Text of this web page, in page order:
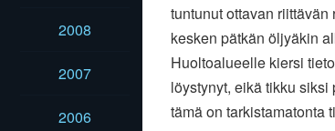
2008
2007
2006
tuntunut ottavan
kesken pätkän öljyäkin
Huoltoalueelle kiersi
löystynyt, eikä tikku
tämä on tarkistamatonta